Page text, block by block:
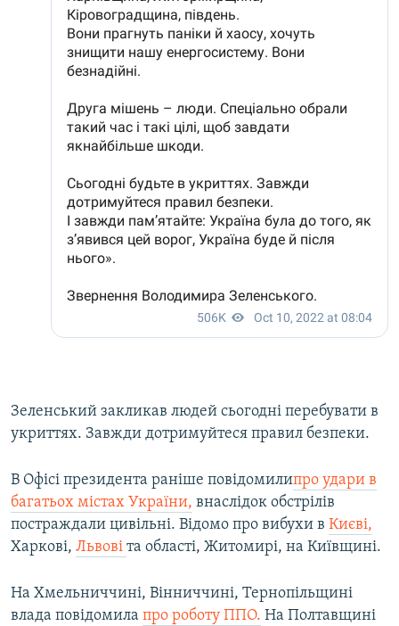
Зеленський закликав людей сьогодні перебувати в
укриттях. Завжди дотримуйтеся правил безпеки.
В Офісі президента раніше повідомилипро удари в
багатьох містах України, внаслідок обстрілів
постраждали цивільні. Відомо про вибухи в Києві,
Харкові, Львові та області, Житомирі, на Київщині.
На Хмельниччині, Вінниччині, Тернопільщині
влада повідомила про роботу ППО. На Полтавщині